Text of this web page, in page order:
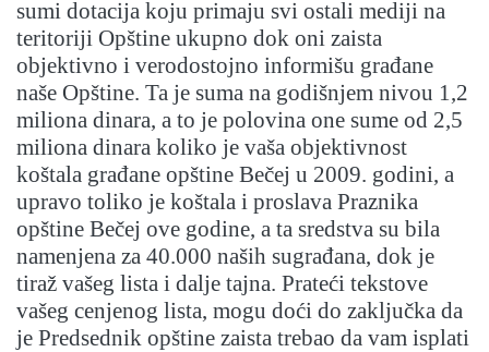
sumi dotacija koju primaju svi ostali mediji na
teritoriji Opštine ukupno dok oni zaista
objektivno i verodostojno informišu građane
naše Opštine. Ta je suma na godišnjem nivou 1,2
miliona dinara, a to je polovina one sume od 2,5
miliona dinara koliko je vaša objektivnost
koštala građane opštine Bečej u 2009. godini, a
upravo toliko je koštala i proslava Praznika
opštine Bečej ove godine, a ta sredstva su bila
namenjena za 40.000 naših sugrađana, dok je
tiraž vašeg lista i dalje tajna. Prateći tekstove
vašeg cenjenog lista, mogu doći do zaključka da
je Predsednik opštine zaista trebao da vam isplati